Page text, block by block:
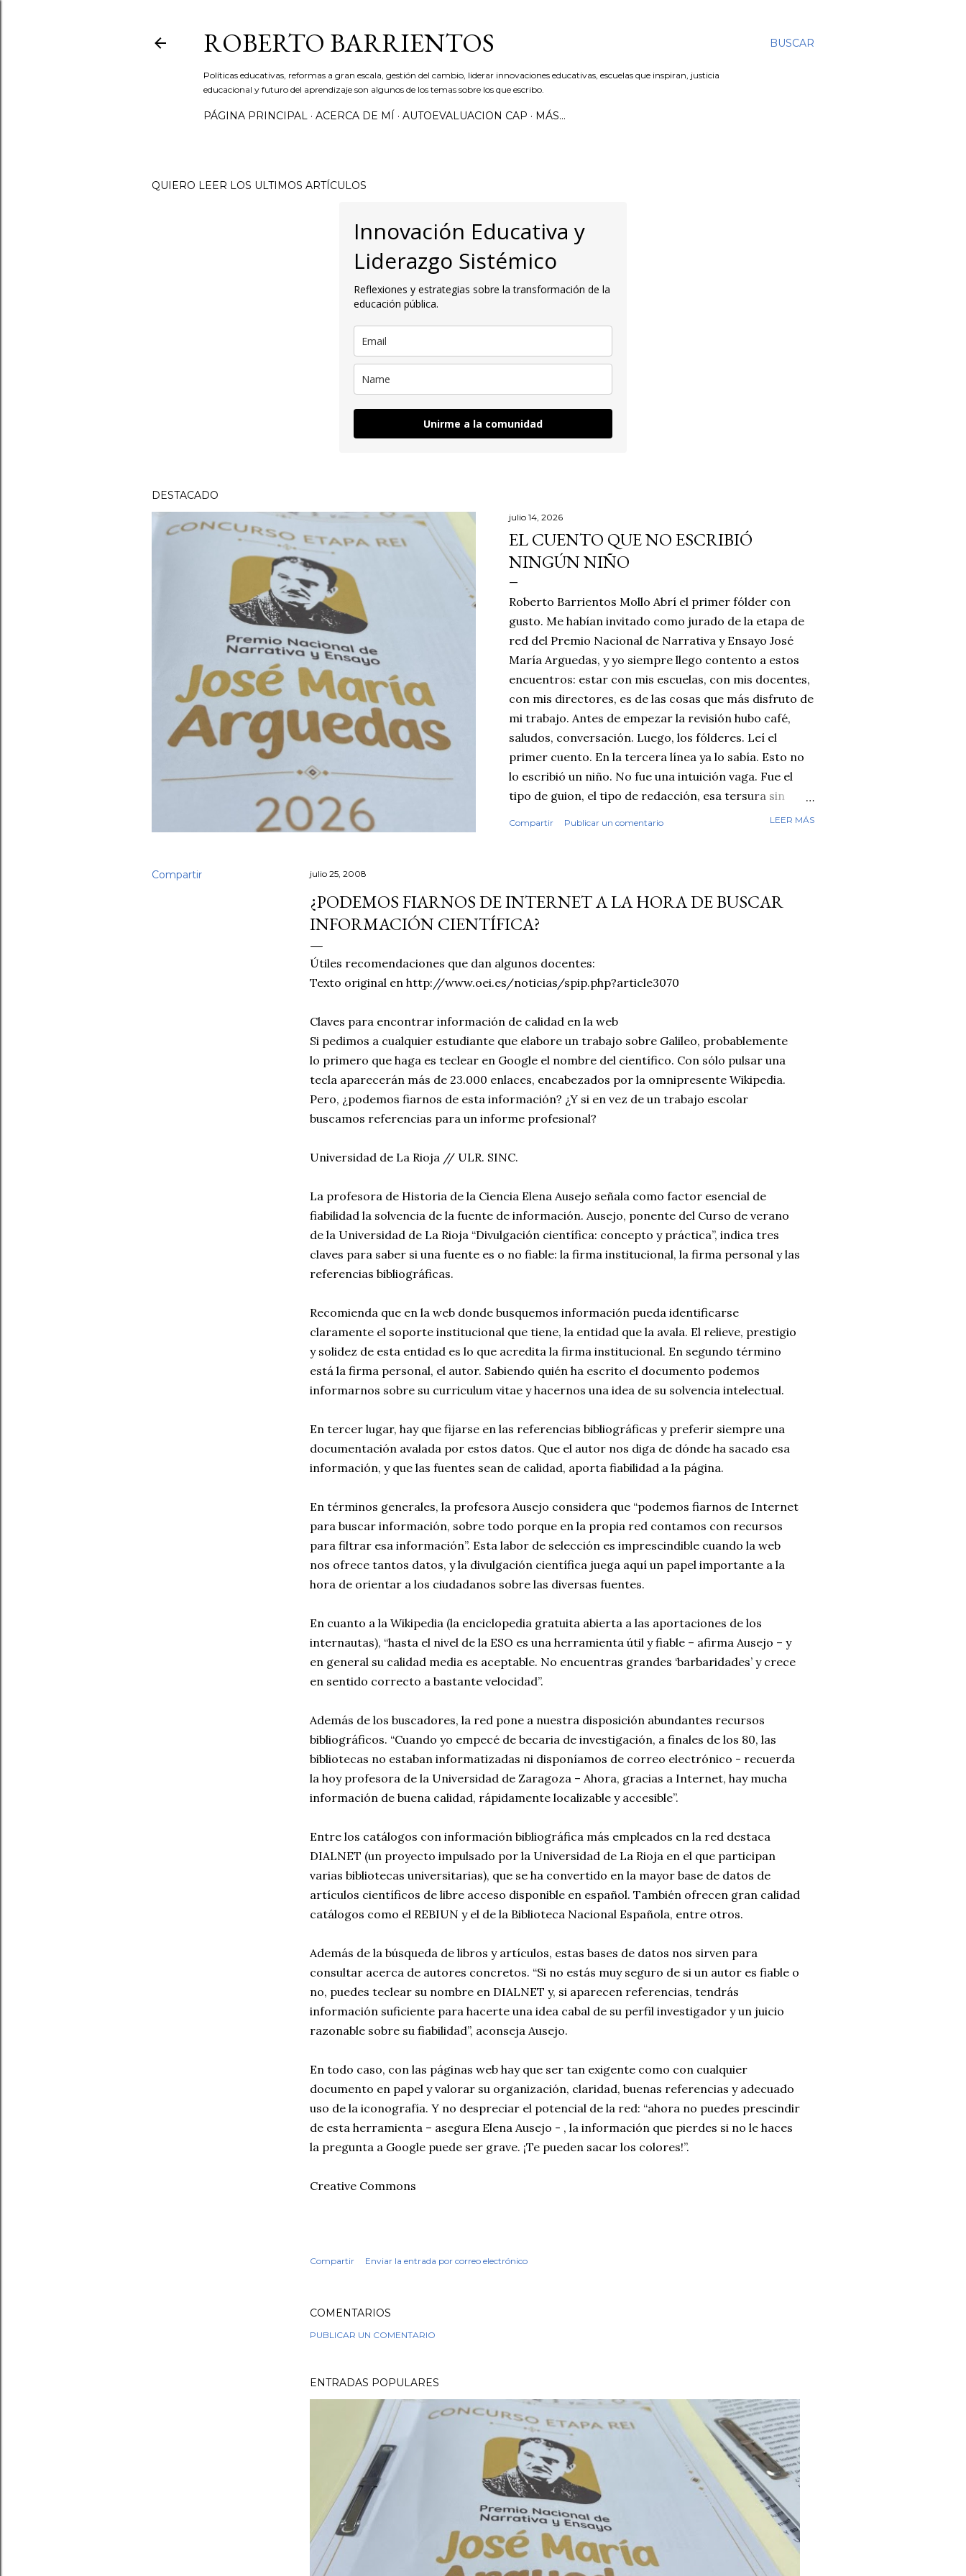
BUSCAR
ROBERTO BARRIENTOS
Políticas educativas, reformas a gran escala, gestión del cambio, liderar innovaciones educativas, escuelas que inspiran, justicia
educacional y futuro del aprendizaje son algunos de los temas sobre los que escribo.
PÁGINA PRINCIPAL ACERCA DE MÍ AUTOEVALUACION CAP MÁS…
QUIERO LEER LOS ULTIMOS ARTÍCULOS
Innovación Educativa y
Liderazgo Sistémico
Reflexiones y estrategias sobre la transformación de la
educación pública.
Unirme a la comunidad
DESTACADO
julio 14, 2026
EL CUENTO QUE NO ESCRIBIÓ
NINGÚN NIÑO
Roberto Barrientos Mollo Abrí el primer fólder con
gusto. Me habían invitado como jurado de la etapa de
red del Premio Nacional de Narrativa y Ensayo José
María Arguedas, y yo siempre llego contento a estos
encuentros: estar con mis escuelas, con mis docentes,
con mis directores, es de las cosas que más disfruto de
mi trabajo. Antes de empezar la revisión hubo café,
saludos, conversación. Luego, los fólderes. Leí el
primer cuento. En la tercera línea ya lo sabía. Esto no
lo escribió un niño. No fue una intuición vaga. Fue el
tipo de guion, el tipo de redacción, esa tersura sin
fisuras que uno reconoce cuando ha leído miles de
inteligencia artificial. El diagnóstico se repetía:
demasiado sintético, demasiado perfecto. Y aquí
quiero ser honesto: ningún detector es infalible, y no
Pe...
Compartir Publicar un comentario LEER MÁS
Compartir julio 25, 2008
¿PODEMOS FIARNOS DE INTERNET A LA HORA DE BUSCAR
INFORMACIÓN CIENTÍFICA?
Útiles recomendaciones que dan algunos docentes:
Texto original en http://www.oei.es/noticias/spip.php?article3070
Claves para encontrar información de calidad en la web
Si pedimos a cualquier estudiante que elabore un trabajo sobre Galileo, probablemente
lo primero que haga es teclear en Google el nombre del científico. Con sólo pulsar una
tecla aparecerán más de 23.000 enlaces, encabezados por la omnipresente Wikipedia.
Pero, ¿podemos fiarnos de esta información? ¿Y si en vez de un trabajo escolar
buscamos referencias para un informe profesional?
Universidad de La Rioja // ULR. SINC.
La profesora de Historia de la Ciencia Elena Ausejo señala como factor esencial de
fiabilidad la solvencia de la fuente de información. Ausejo, ponente del Curso de verano
de la Universidad de La Rioja “Divulgación científica: concepto y práctica”, indica tres
claves para saber si una fuente es o no fiable: la firma institucional, la firma personal y las
referencias bibliográficas.
Recomienda que en la web donde busquemos información pueda identificarse
claramente el soporte institucional que tiene, la entidad que la avala. El relieve, prestigio
y solidez de esta entidad es lo que acredita la firma institucional. En segundo término
está la firma personal, el autor. Sabiendo quién ha escrito el documento podemos
informarnos sobre su curriculum vitae y hacernos una idea de su solvencia intelectual.
En tercer lugar, hay que fijarse en las referencias bibliográficas y preferir siempre una
documentación avalada por estos datos. Que el autor nos diga de dónde ha sacado esa
información, y que las fuentes sean de calidad, aporta fiabilidad a la página.
En términos generales, la profesora Ausejo considera que “podemos fiarnos de Internet
para buscar información, sobre todo porque en la propia red contamos con recursos
para filtrar esa información”. Esta labor de selección es imprescindible cuando la web
nos ofrece tantos datos, y la divulgación científica juega aquí un papel importante a la
hora de orientar a los ciudadanos sobre las diversas fuentes.
En cuanto a la Wikipedia (la enciclopedia gratuita abierta a las aportaciones de los
internautas), “hasta el nivel de la ESO es una herramienta útil y fiable – afirma Ausejo – y
en general su calidad media es aceptable. No encuentras grandes ‘barbaridades’ y crece
en sentido correcto a bastante velocidad”.
Además de los buscadores, la red pone a nuestra disposición abundantes recursos
bibliográficos. “Cuando yo empecé de becaria de investigación, a finales de los 80, las
bibliotecas no estaban informatizadas ni disponíamos de correo electrónico - recuerda
la hoy profesora de la Universidad de Zaragoza – Ahora, gracias a Internet, hay mucha
información de buena calidad, rápidamente localizable y accesible”.
Entre los catálogos con información bibliográfica más empleados en la red destaca
DIALNET (un proyecto impulsado por la Universidad de La Rioja en el que participan
varias bibliotecas universitarias), que se ha convertido en la mayor base de datos de
artículos científicos de libre acceso disponible en español. También ofrecen gran calidad
catálogos como el REBIUN y el de la Biblioteca Nacional Española, entre otros.
Además de la búsqueda de libros y artículos, estas bases de datos nos sirven para
consultar acerca de autores concretos. “Si no estás muy seguro de si un autor es fiable o
no, puedes teclear su nombre en DIALNET y, si aparecen referencias, tendrás
información suficiente para hacerte una idea cabal de su perfil investigador y un juicio
razonable sobre su fiabilidad”, aconseja Ausejo.
En todo caso, con las páginas web hay que ser tan exigente como con cualquier
documento en papel y valorar su organización, claridad, buenas referencias y adecuado
uso de la iconografía. Y no despreciar el potencial de la red: “ahora no puedes prescindir
de esta herramienta – asegura Elena Ausejo - , la información que pierdes si no le haces
la pregunta a Google puede ser grave. ¡Te pueden sacar los colores!”.
Creative Commons
Compartir Enviar la entrada por correo electrónico
COMENTARIOS
PUBLICAR UN COMENTARIO
ENTRADAS POPULARES